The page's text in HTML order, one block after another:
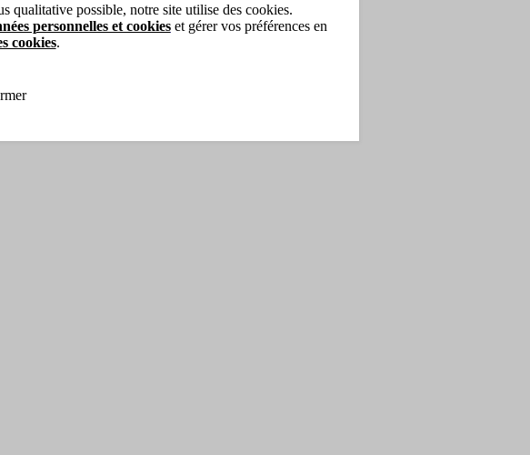
qualitative possible, notre site utilise des cookies.
personnelles et cookieset gérer vos préférences en
cookies.